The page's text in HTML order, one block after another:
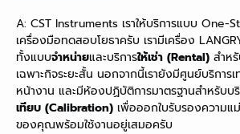
A: CST Instruments เราให้บริการแบบ One-
เครื่องมือทดสอบโยธาครับ เรามีเครื่อง
ทั้งแบบจำหน่ายและบริการให้เช่า (Rental) สำห
เฉพาะกิจระยะสั้น นอกจากนี้เรายังมีศูนย์บริการ
หน้างาน และมีห้องปฏิบัติการมาตรฐานสำหรับบ
เทียบ (Calibration) เพื่อออกใบรับรองความแ
ของคุณพร้อมใช้งานอยู่เสมอครับ